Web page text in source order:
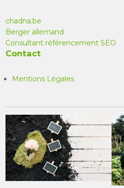
chadna.be
Berger allemand
Consultant référencement SEO
Contact
Mentions Légales